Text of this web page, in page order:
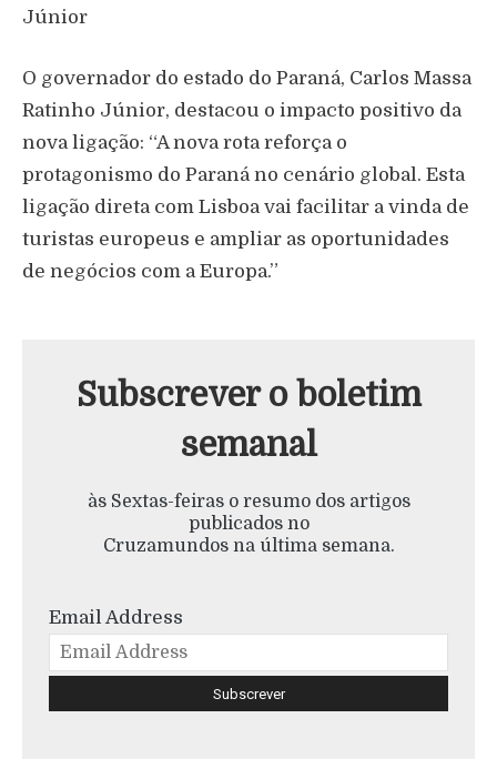
Júnior
O governador do estado do Paraná, Carlos Massa
Ratinho Júnior, destacou o impacto positivo da
nova ligação: “A nova rota reforça o
protagonismo do Paraná no cenário global. Esta
ligação direta com Lisboa vai facilitar a vinda de
turistas europeus e ampliar as oportunidades
de negócios com a Europa.”
Subscrever o boletim
semanal
às Sextas-feiras o resumo dos artigos
publicados no
Cruzamundos na última semana.
Email Address